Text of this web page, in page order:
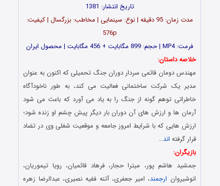
تاریخ انتشار: 1381
مدت زمان: 95 دقیقه | نوع: سینمایی | مخاطب: بزرگسال | کیفیت:
576p
فرمت: MP4 | حجم: 899 مگابایت + 456 مگابایت | محصول ایران
خلاصه داستان:
مهندس دومان قائمی سردار دوران جنگ تحمیلی که اکنون به عنوان
مدیر یک شرکت ساختمانی فعالیت می کند، به طور ناخودآگاه
خاطراتی توهم گونه از جنگ را به یاد می آورد که باعث می شود
آرمان ها و ارزش های آن دوران بار دیگر پیش چشم او زنده شود؛
ارزش هایی که با شرایط امروز جامعه و موقعیت شغلی وی در تضاد
قرار گرفته اند…
بازیگران:
جمشید هاشم پور، میترا حجار، فرهاد قائمیان، رویا تیموریان،
انوشیروان ارجمند، امیر جعفری، آتنه فقیه نصیری، عبدالرضا زهره